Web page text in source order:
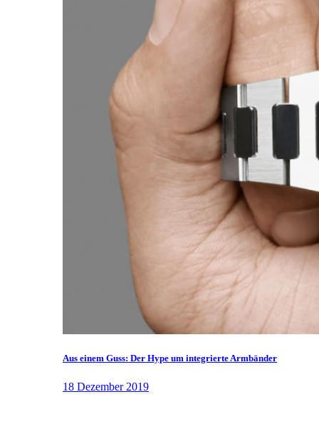
Aus einem Guss: Der Hype um integrierte Armbänder
18 Dezember 2019